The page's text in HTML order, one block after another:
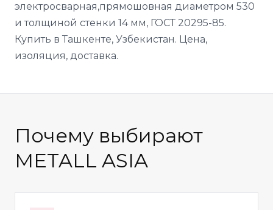
электросварная,прямошовная диаметром 530
и толщиной стенки 14 мм, ГОСТ 20295-85.
Купить в Ташкенте, Узбекистан. Цена,
изоляция, доставка.
Почему выбирают
METALL ASIA